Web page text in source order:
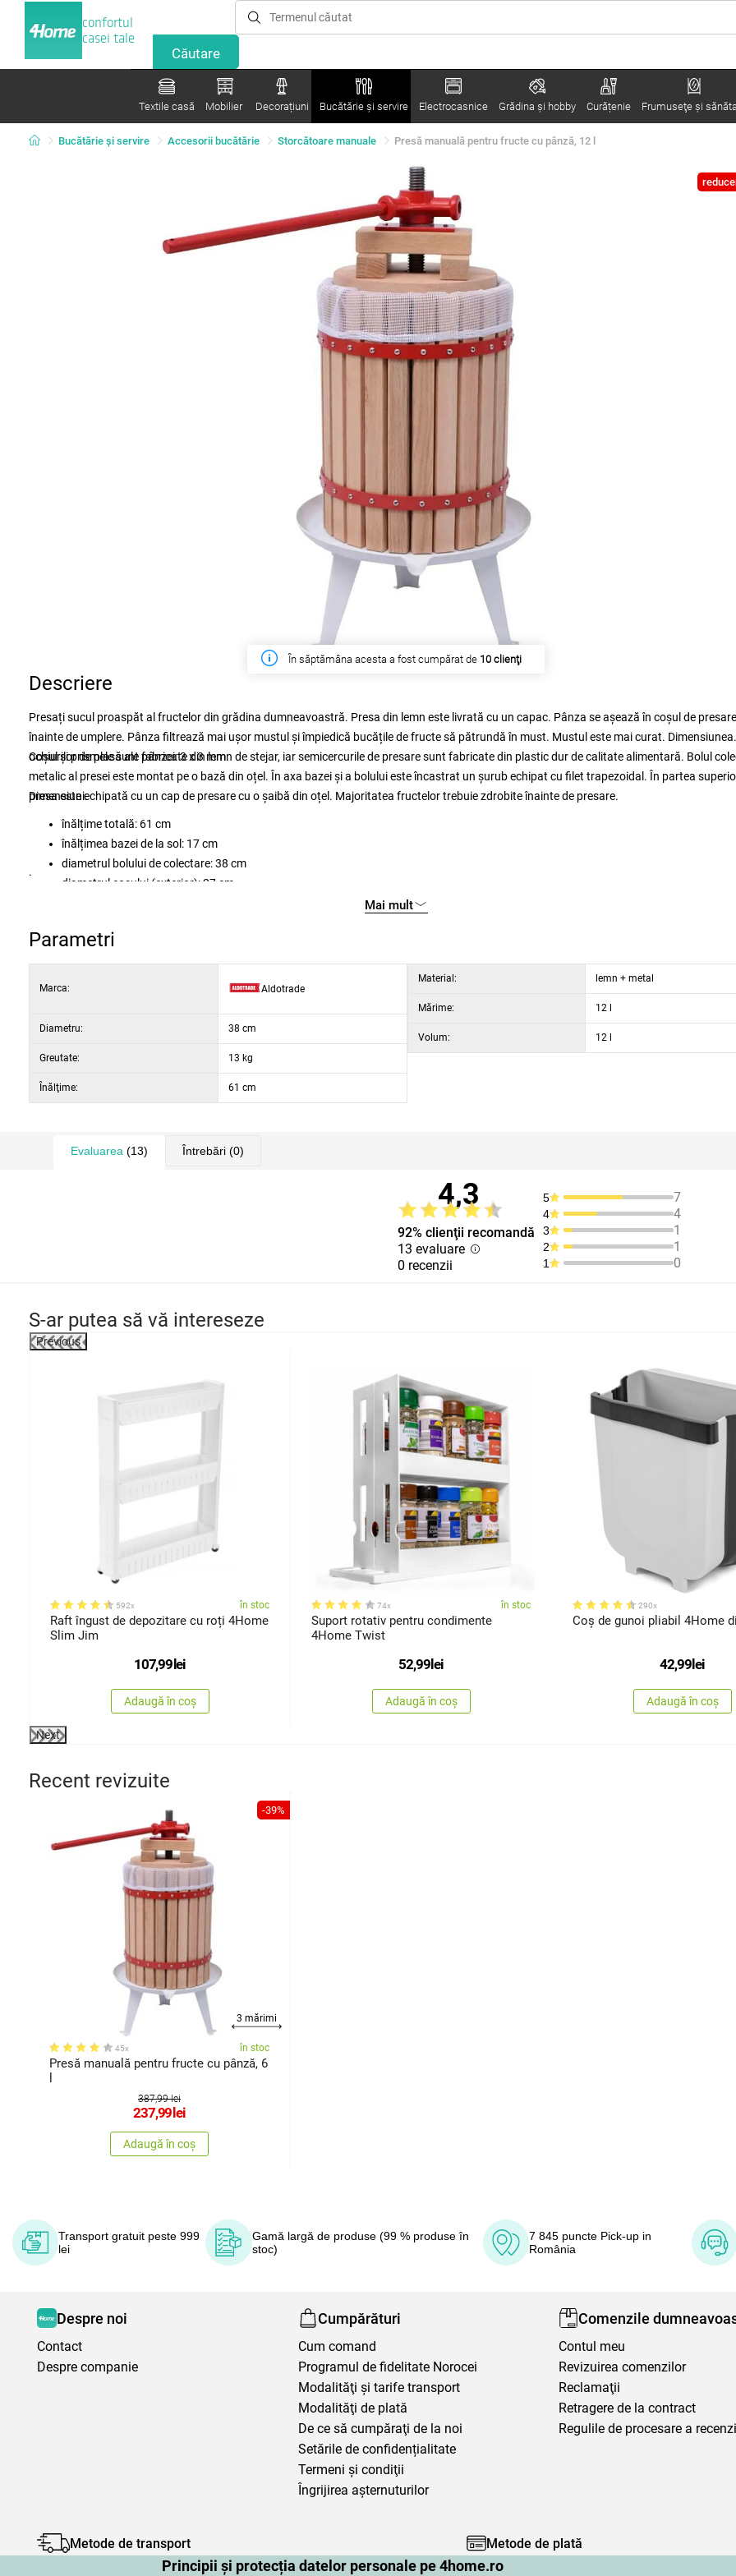
Principii și protecția datelor personale pe 4home.ro
confortul
casei tale
Textile casă Mobilier Decorațiuni Bucătărie și servire Electrocasnice Grădina şi hobby Curățenie Frumuseţe şi
Bucătărie și servire Accesorii bucătărie Storcătoare manuale Presă manuală pentru fructe cu pânză, 12 l
În săptămâna acesta a fost cumpărat de 10 clienţi
Descriere
Presați sucul proaspăt al fructelor din grădina dumneavoastră. Presa din lemn este livrată cu un capac. Pânza se așează în coșul de presare
înainte de umplere. Pânza filtrează mai ușor mustul și împiedică bucățile de fructe să pătrundă în must. Mustul este mai curat. Dimensiunea
ochiurilor de plasă ale pânzei: 3 x 3 mm.
Coșul și prismele sunt fabricate din lemn de stejar, iar semicercurile de presare sunt fabricate din plastic dur de calitate alimentară. Bolul
metalic al presei este montat pe o bază din oțel. În axa bazei și a bolului este încastrat un șurub echipat cu filet trapezoidal. În partea
presa este echipată cu un cap de presare cu o șaibă din oțel. Majoritatea fructelor trebuie zdrobite înainte de presare.
Dimensiuni:
înălțime totală: 61 cm
înălțimea bazei de la sol: 17 cm
diametrul bolului de colectare: 38 cm
diametrul coșului (exterior): 27 cm
dimensiunea ambalajului: 39 x 39 x 60 cm
.
Mai mult
Parametri
Marca: Aldotrade
Diametru: 38 cm
Greutate: 13 kg
Înălţime: 61 cm
Material: lemn + metal
Mărime: 12 l
Volum: 12 l
Evaluarea (13) Întrebări (0)
4,3
92% clienţii recomandă
13 evaluare
0 recenzii
5 7
4 4
3 1
2 1
1 0
S-ar putea să vă intereseze
Previous
592x în stoc
Raft îngust de depozitare cu roți 4Home
Slim Jim
107,99lei
Adaugă în coș
74x în stoc
Suport rotativ pentru condimente
4Home Twist
52,99lei
Adaugă în coș
290x
Coș de gunoi pliabil 4Home
42,99lei
Adaugă în coș
Next
Recent revizuite
-39%
3 mărimi
45x în stoc
Presă manuală pentru fructe cu pânză, 6
387,99 lei
237,99lei
Adaugă în coș
Transport gratuit peste 999
lei
Gamă largă de produse (99 % produse în
stoc)
7 845 puncte Pick-up in
România
Despre noi
Contact
Despre companie
Cumpărături
Cum comand
Programul de fidelitate Norocei
Modalităţi şi tarife transport
Modalităţi de plată
De ce să cumpăraţi de la noi
Setările de confidențialitate
Termeni şi condiţii
Îngrijirea așternuturilor
Comenzile
Contul meu
Revizuirea comenzilor
Reclamaţii
Retragere de la contract
Regulile de procesare a
Metode de transport Metode de plată